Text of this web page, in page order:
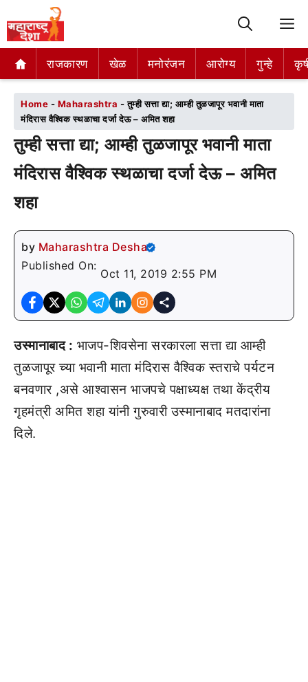
राजकारण खेळ मनोरंजन आरोग्य गुन्हे
राजकारण खेळ मनोरंजन आरोग्य गुन्हे
Home - Maharashtra -तुम्ही सत्ता द्या; आम्ही तुळजापूर भवानी माता
मंदिरास वैश्विक स्थळाचा दर्जा देऊ – अमित शहा
तुम्ही सत्ता द्या; आम्ही तुळजापूर भवानी माता
मंदिरास वैश्विक स्थळाचा दर्जा देऊ – अमित
शहा
by Maharashtra Desha
Published On:
Oct 11, 2019 2:55 PM
उस्मानाबाद : भाजप-शिवसेना सरकारला सत्ता द्या आम्ही
तुळजापूर च्या भवानी माता मंदिरास वैश्विक स्तराचे पर्यटन
बनवणार ,असे आश्वासन भाजपचे पक्षाध्यक्ष तथा केंद्रीय
गृहमंत्री अमित शहा यांनी गुरुवारी उस्मानाबाद मतदारांना
दिले.